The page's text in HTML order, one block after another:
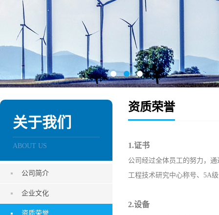
关于我们
ABOUT US
公司简介
企业文化
资质荣誉
资质荣誉
1.证书
公司经过全体员工的努力，通
工程技术研究中心称号、5A
2.设备